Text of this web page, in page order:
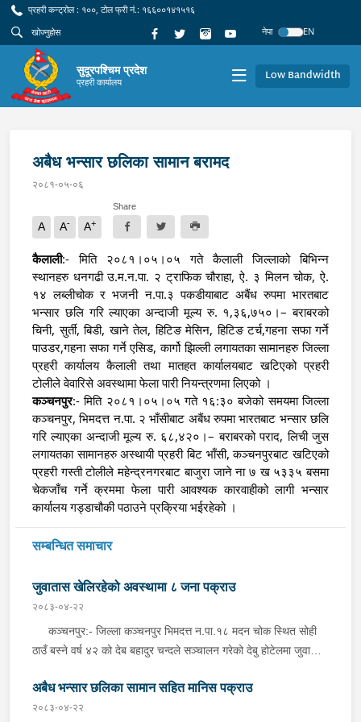
प्रहरी कन्ट्रोल : १००, टोल फ्री नं.: १६६००१४१५१६
नेपा
EN
सुदूरपश्चिम प्रदेश
प्रहरी कार्यालय Low Bandwidth
अबैध भन्सार छलिका सामान बरामद
२०८१-०५-०६
A A- A+
Share
कैलाली:- मिति २०८१।०५।०५ गते कैलाली जिल्लाको बिभिन्न
स्थानहरु धनगढी उ.म.न.पा. २ ट्राफिक चौराहा, ऐ. ३ मिलन चोक, ऐ.
१४ लब्लीचोक र भजनी न.पा.३ पकडीयाबाट अबैंध रुपमा भारतबाट
भन्सार छलि गरि ल्याएका अन्दाजी मूल्य रु. १,३६,७५०।– बराबरको
चिनी, सुर्ती, बिडी, खाने तेल, हिटिङ मेसिन, हिटिङ टर्च,गहना सफा गर्ने
पाउडर,गहना सफा गर्ने एसिड, कार्गो झिल्ली लगायतका सामानहरु जिल्ला
प्रहरी कार्यालय कैलाली तथा मातहत कार्यालयबाट खटिएको प्रहरी
टोलीले वेवारिसे अवस्थामा फेला पारी नियन्त्रणमा लिएको ।
कञ्चनपुर:- मिति २०८१।०५।०५ गते १६:३० बजेको समयमा जिल्ला
कञ्चनपुर, भिमदत्त न.पा. २ भाँसीबाट अबैंध रुपमा भारतबाट भन्सार छलि
गरि ल्याएका अन्दाजी मूल्य रु. ६८,४२०।– बराबरको पराद, लिची जुस
लगायतका सामानहरु अस्थायी प्रहरी बिट भाँसी, कञ्चनपुरबाट खटिएको
प्रहरी गस्ती टोलीले महेन्द्रनगरबाट बाजुरा जाने ना ७ ख ५३३५ बसमा
चेकजाँच गर्ने क्रममा फेला पारी आवश्यक कारवाहीको लागी भन्सार
कार्यालय गड्डाचौकी पठाउने प्रक्रिया भईरहेको ।
सम्बन्धित समाचार
जुवातास खेलिरहेको अवस्थामा ८ जना पक्राउ
२०८३-०४-२२
कञ्चनपुर:- जिल्ला कञ्चनपुर भिमदत्त न.पा.१८ मदन चोक स्थित सोही
ठाउँ बस्ने वर्ष ४२ को देब बहादुर चन्दले सञ्चालन गरेको देबु होटेलमा जुवातास
गोप्य सुचनाको आधारमा जिल्ला प्रहरी कार्यालय कञ्चनपुरबाट खटिएको
प्रहरी टोलीले नगद रु.५५,०८०।- ( पचपन्न हजार असी) र २ गड्डी तास
अबैध भन्सार छलिका सामान सहित मानिस पक्राउ
२०८३-०४-२२